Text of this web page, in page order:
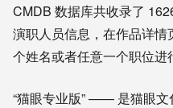
CMDB 数据库共收录了
演职人员信息，在作品详
个姓名或者任意一个职位进
“猫眼专业版” —— 是猫眼